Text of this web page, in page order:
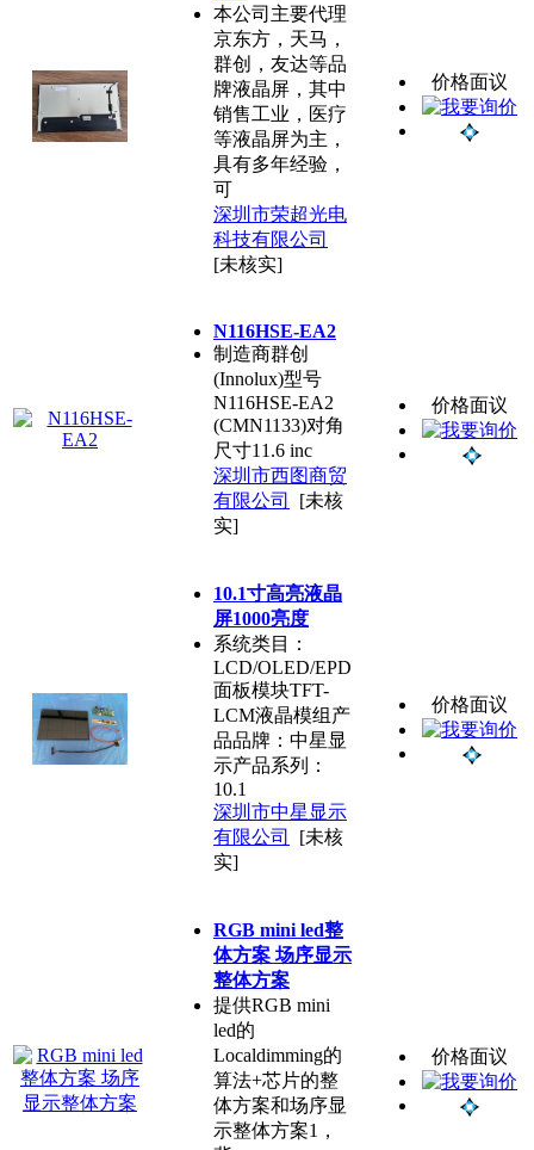
本公司主要代理
京东方，天马，
群创，友达等品
牌液晶屏，其中
销售工业，医疗
等液晶屏为主，
具有多年经验，
可
深圳市荣超光电
科技有限公司
[未核实]
价格面议
N116HSE-EA2
制造商群创
(Innolux)型号
N116HSE-EA2
(CMN1133)对角
尺寸11.6 inc
深圳市西图商贸
有限公司
[未核
实]
价格面议
10.1寸高亮液晶
屏1000亮度
系统类目：
LCD/OLED/EPD
面板模块TFT-
LCM液晶模组产
品品牌：中星显
示产品系列：
10.1
深圳市中星显示
有限公司
[未核
实]
价格面议
RGB mini led整
体方案 场序显示
整体方案
提供RGB mini
led的
Localdimming的
算法+芯片的整
体方案和场序显
示整体方案1，
价格面议